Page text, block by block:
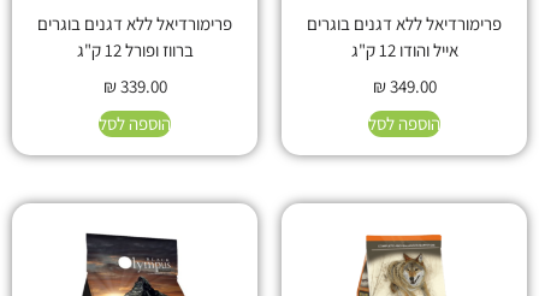
פרימורדיאל ללא דגנים בוגרים
אייל והודו 12 ק"ג
₪349.00
הוספה לסל
פרימורדיאל ללא דגנים בוגרים
ברווז ופורל 12 ק"ג
₪339.00
הוספה לסל